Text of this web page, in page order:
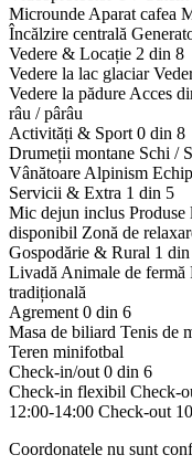
Microunde Aparat cafea
Încălzire centrală
Vedere & Locație 2 din 8
Vedere la lac glaciar
Vedere la pădure Acces
râu / pârâu
Activități & Sport 0 din 8
Drumeții montane Schi /
Vânătoare Alpinism
Servicii & Extra 1 din 5
Mic dejun inclus Produse
disponibil Zonă de
Gospodărie & Rural 1
Livadă Animale de fermă
tradițională
Agrement 0 din 6
Masa de biliard Tenis de
Teren minifotbal
Check-in/out 0 din 6
Check-in flexibil Check-
12:00-14:00 Check-out
Coordonatele nu sunt